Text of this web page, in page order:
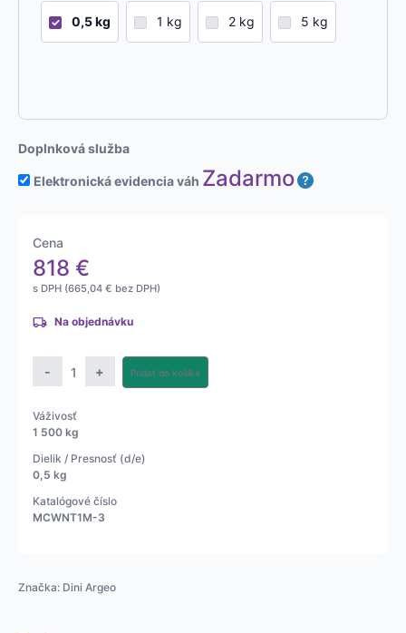
0,5 kg 1 kg 2 kg 5 kg
Doplnková služba
Elektronická evidencia váh Zadarmo
Cena
818 €
s DPH (665,04 € bez DPH)
Na objednávku
-
množstvo
Obchodná
váha
3t,
6t,
9t
+ Pridať do košíka
Váživosť
1 500 kg
Dielik / Presnosť (d/e)
0,5 kg
Katalógové číslo
MCWNT1M-3
Značka: Dini Argeo